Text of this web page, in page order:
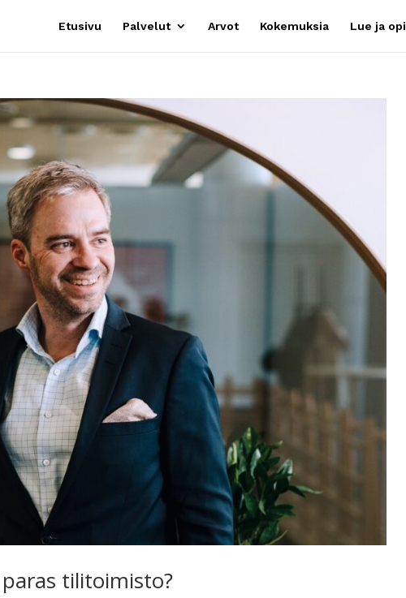
Etusivu Palvelut Arvot Kokemuksia Lue ja opi
tilitoimisto?